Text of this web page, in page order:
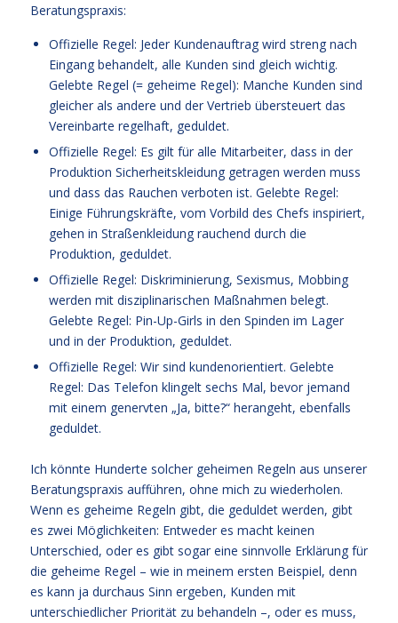
Beratungspraxis:
Offizielle Regel: Jeder Kundenauftrag wird streng nach
Eingang behandelt, alle Kunden sind gleich wichtig.
Gelebte Regel (= geheime Regel): Manche Kunden sind
gleicher als andere und der Vertrieb übersteuert das
Vereinbarte regelhaft, geduldet.
Offizielle Regel: Es gilt für alle Mitarbeiter, dass in der
Produktion Sicherheitskleidung getragen werden muss
und dass das Rauchen verboten ist. Gelebte Regel:
Einige Führungskräfte, vom Vorbild des Chefs inspiriert,
gehen in Straßenkleidung rauchend durch die
Produktion, geduldet.
Offizielle Regel: Diskriminierung, Sexismus, Mobbing
werden mit disziplinarischen Maßnahmen belegt.
Gelebte Regel: Pin-Up-Girls in den Spinden im Lager
und in der Produktion, geduldet.
Offizielle Regel: Wir sind kundenorientiert. Gelebte
Regel: Das Telefon klingelt sechs Mal, bevor jemand
mit einem genervten „Ja, bitte?“ herangeht, ebenfalls
geduldet.
Ich könnte Hunderte solcher geheimen Regeln aus unserer
Beratungspraxis aufführen, ohne mich zu wiederholen.
Wenn es geheime Regeln gibt, die geduldet werden, gibt
es zwei Möglichkeiten: Entweder es macht keinen
Unterschied, oder es gibt sogar eine sinnvolle Erklärung für
die geheime Regel – wie in meinem ersten Beispiel, denn
es kann ja durchaus Sinn ergeben, Kunden mit
unterschiedlicher Priorität zu behandeln –, oder es muss,